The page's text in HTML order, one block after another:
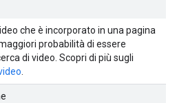
che è incorporato in una pagina
probabilità di essere
di video. Scopri di più sugli